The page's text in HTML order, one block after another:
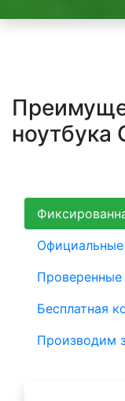
ноутбука
Официальные
Проверенные
Бесплатная
Производим